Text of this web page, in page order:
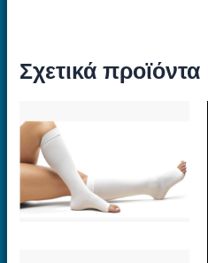
Σχετικά προϊόντα